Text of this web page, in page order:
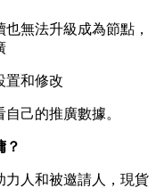
無法升級成為節點，
置和修改
己的推廣數據。
？
力人和被邀請人，現貨